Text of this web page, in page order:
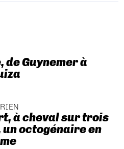
de Guynemer à
à cheval sur trois
octogénaire en